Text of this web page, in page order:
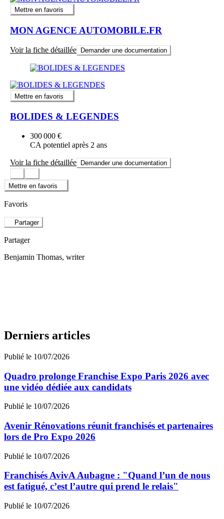
Mettre en favoris
MON AGENCE AUTOMOBILE.FR
Voir la fiche détaillée Demander une documentation
Mettre en favoris
BOLIDES & LEGENDES
300 000 €
CA potentiel après 2 ans
Voir la fiche détaillée Demander une documentation
Mettre en favoris
Favoris
Partager
Partager
Benjamin Thomas, writer
Derniers articles
Publié le 10/07/2026
Quadro prolonge Franchise Expo Paris 2026 avec
une vidéo dédiée aux candidats
Publié le 10/07/2026
Avenir Rénovations réunit franchisés et partenaires
lors de Pro Expo 2026
Publié le 10/07/2026
Franchisés AvivA Aubagne : "Quand l’un de nous
est fatigué, c’est l’autre qui prend le relais"
Publié le 10/07/2026